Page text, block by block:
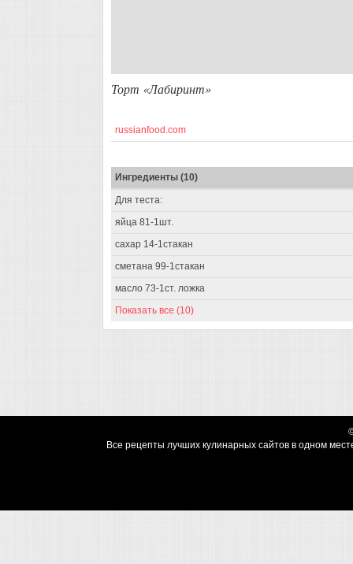
Торт «Лабиринт»
russianfood.com
Ингредиенты (10)
Для теста:
яйца 81-1шт.
сахар 14-1стакан
сметана 99-1стакан
масло 73-1ст. ложка
Показать все (10)
Все рецепты лучших кулинарных сайтов в одном